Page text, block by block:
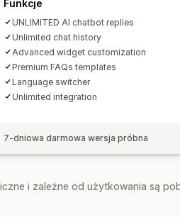
Funkcje
UNLIMITED AI chatbot replies
Unlimited chat history
Advanced widget customization
Premium FAQs templates
Language switcher
Unlimited integration
7-dniowa darmowa wersja próbna
i zależne od użytkowania są